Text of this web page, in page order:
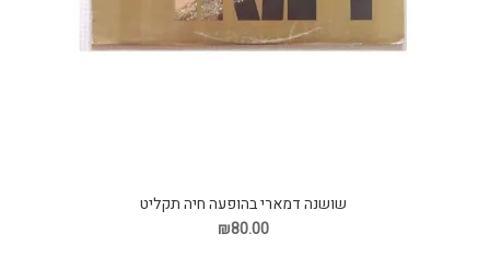
שושנה דמארי בהופעה חיה תקליט
₪80.00